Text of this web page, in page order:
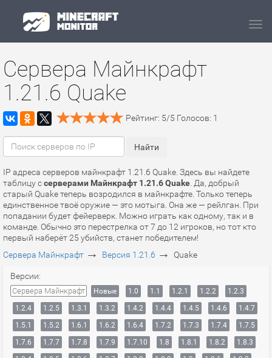
Сервера Майнкрафт
1.21.6 Quake
Рейтинг: 5/5 Голосов: 1
IP адреса серверов майнкрафт 1.21.6 Quake. Здесь вы найдете
таблицу ссерверами Майнкрафт 1.21.6 Quake . Да, добрый
старый Quake теперь возродился в майнкрафте. Только теперь
единственное твоё оружие — это мотыга. Она же — рейлган. При
попадании будет фейерверк. Можно играть как одному, так и в
команде. Обычно это перестрелка от 7 до 12 игроков, но тот кто
первый наберёт 25 убийств, станет победителем!
Сервера Майнкрафт → Версия 1.21.6 → Quake
Версии:
Сервера Майнкрафт Новые 1.0 1.1 1.2.1 1.2.2
1.2.3
1.2.4
1.2.5 1.3.1 1.3.2 1.4.2 1.4.4 1.4.5 1.4.6
1.4.7
1.5.1
1.5.2 1.6.1 1.6.2 1.6.4 1.7.2 1.7.3 1.7.4
1.7.5
1.7.6
1.7.7 1.7.8 1.7.9 1.7.10 1.8 1.8.1 1.8.2
1.8.3